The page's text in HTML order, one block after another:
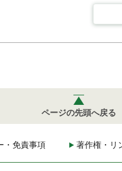
ページの先頭へ戻る
・免責事項 著作権・リ